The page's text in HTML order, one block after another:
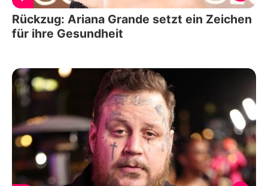
Rückzug: Ariana Grande setzt ein Zeichen
für ihre Gesundheit